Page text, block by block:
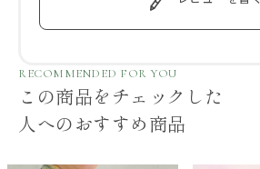
RECOMMENDED FOR YOU
この商品をチェックした
人へのおすすめ商品